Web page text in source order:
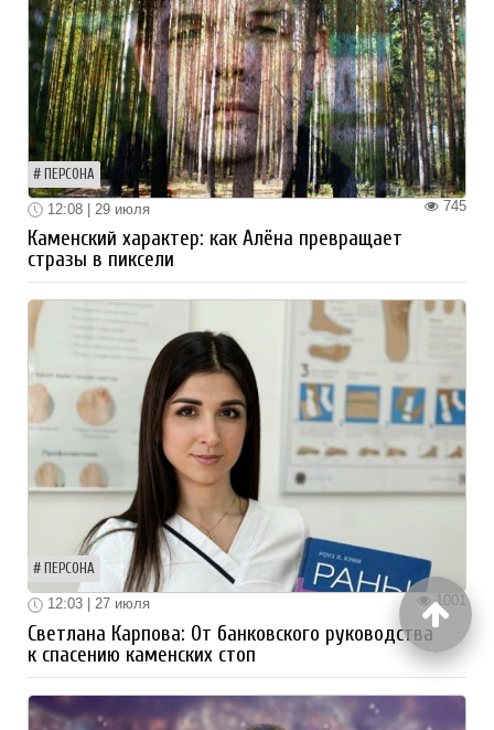
ПЕРСОНА
745
12:08 | 29 июля
Каменский характер: как Алёна превращает
стразы в пиксели
ПЕРСОНА
1001
12:03 | 27 июля
Светлана Карпова: От банковского руководства
к спасению каменских стоп